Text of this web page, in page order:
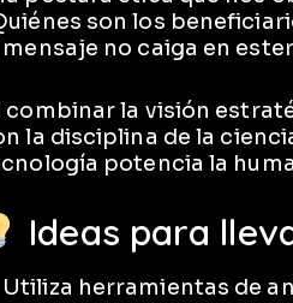
son los
mensaje no caiga en
combinar la visión
la disciplina de la
potencia la
Ideas para
Utiliza herramientas de